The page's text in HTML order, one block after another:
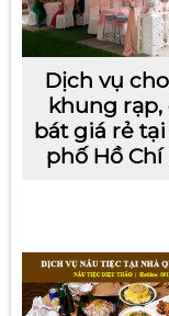
Dịch vụ
khung rạp,
bát giá rẻ
phố Hồ